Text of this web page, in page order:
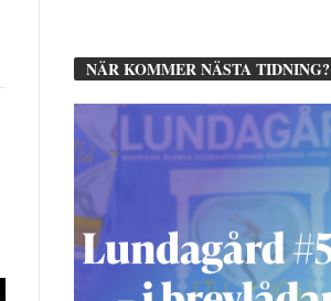
NÄR KOMMER NÄSTA TIDNING?